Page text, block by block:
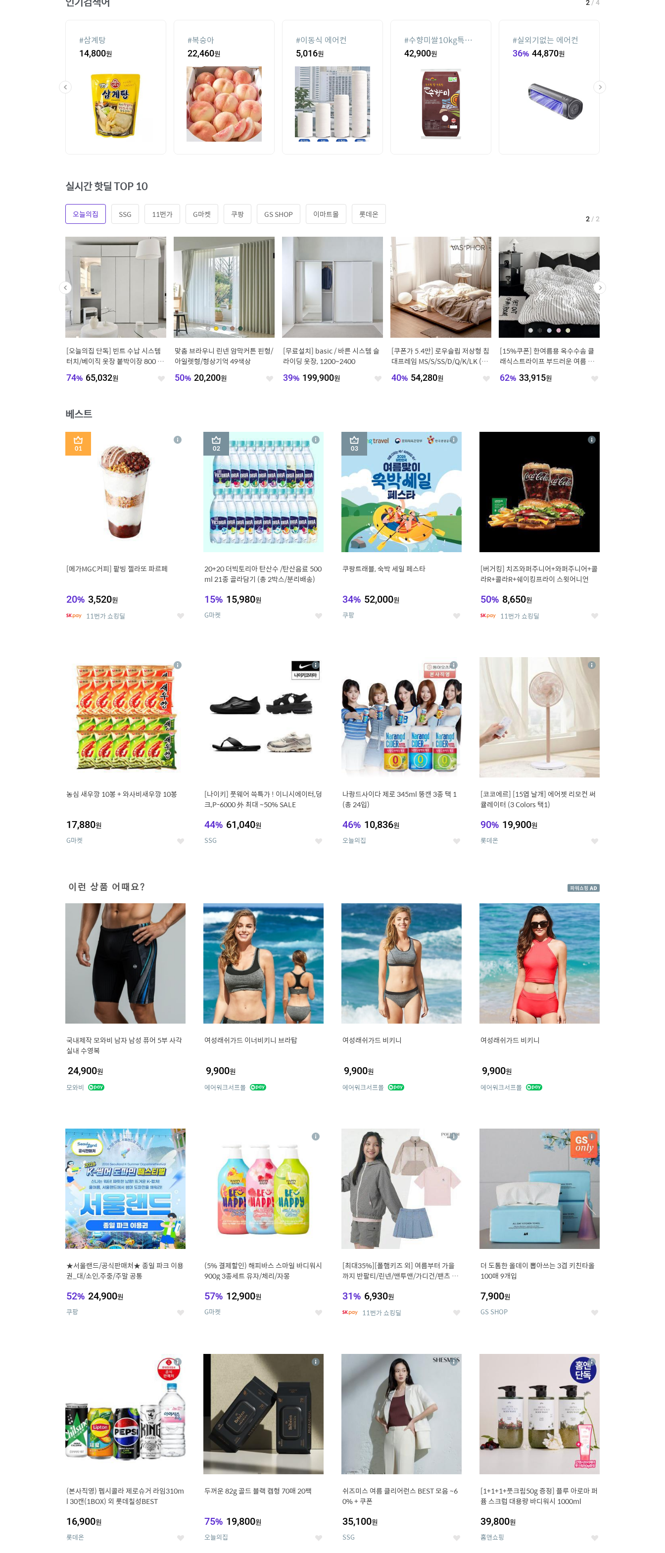
#삼계탕
14,800원
#복숭아
22,460원
#이동식 에어컨
5,016원
#수향미쌀10kg특등
급
42,900원
#실외기없는 에어컨
36% 44,870원
2 / 4
실시간 핫딜 TOP 10
오늘의집 SSG 11번가 G마켓 쿠팡 GS SHOP 이마트몰 롯데온
[오늘의집 단독] 빈트 수납 시스템
터치/베이직 옷장 붙박이장 800 시
74% 65,032원 좋
맞춤 브라우니 린넨 암막커튼 핀형/
아일렛형/형상기억 49색상
50% 20,200원 좋
[무료설치] basic / 바른 시스템 슬
라이딩 옷장, 1200~2400
39% 199,900원 좋
[쿠폰가 5.4만] 로우슬립 저상형 침
대프레임 MS/S/SS/D/Q/K/LK (높
40% 54,280원 좋
[15%쿠폰] 한여름용 옥수수솜 클
래식스트라이프 부드러운 여름 사
62% 33,915원 좋
2 / 2
베스트
1
[메가MGC커피] 팥빙 젤라또 파르페
20% 3,520원
11번가 쇼킹딜 좋
상
2
20+20 더빅토리아 탄산수 /탄산음료 500
ml 21종 골라담기 (총 2박스/분리배송)
15% 15,980원
G마켓 좋
상
3
쿠팡트래블, 숙박 세일 페스타
34% 52,000원
쿠팡 좋
상
4
[버거킹] 치즈와퍼주니어+와퍼주니어+콜
라R+콜라R+쉐이킹프라이 스윗어니언
50% 8,650원
11번가 쇼킹딜 좋
상
농심 새우깡 10봉 + 와사비새우깡 10봉
17,880원
G마켓 좋
상
[나이키] 풋웨어 쓱특가 ! 이니시에이터,덩
크,P-6000 外 최대 ~50% SALE
44% 61,040원
SSG 좋
상
세
나랑드사이다 제로 345ml 뚱캔 3종 택 1
(총 24입)
46% 10,836원
오늘의집 좋
상
세
8
[코코에르] [15엽 날개] 에어젯 리모컨 써
큘레이터 (3 Colors 택1)
90% 19,900원
롯데온 좋
상
이런 상품 어때요?
국내제작 모와비 남자 남성 퓨어 5부 사각
실내 수영복
24,900원
모와비
여성래쉬가드 이너비키니 브라탑
9,900원
에어워크서프몰
여성래쉬가드 비키니
9,900원
에어워크서프몰
여성래쉬가드 비키니
9,900원
에어워크서프몰
9
★서울랜드/공식판매처★ 종일 파크 이용
권_대/소인,주중/주말 공통
52% 24,900원
쿠팡 좋
상
세
(5% 결제할인) 해피바스 스마일 바디워시
900g 3종세트 유자/체리/자몽
57% 12,900원
G마켓 좋
상
[최대35%][폴햄키즈 외] 여름부터 가을
까지 반팔티/린넨/맨투맨/가디건/팬츠 외
31% 6,930원
11번가 쇼킹딜 좋
상
12
더 도톰한 올데이 뽑아쓰는 3겹 키친타올
100매 9개입
7,900원
GS SHOP 좋
상
세
(본사직영) 펩시콜라 제로슈거 라임310m
l 30캔(1BOX) 외 롯데칠성BEST
16,900원
롯데온 좋
상
세
14
두꺼운 82g 골드 블랙 캡형 70매 20팩
75% 19,800원
오늘의집 좋
상
15
쉬즈미스 여름 클리어런스 BEST 모음 ~6
0% + 쿠폰
35,100원
SSG 좋
상
16
[1+1+1+풋크림50g 증정] 플루 아로마 퍼
퓸 스크럽 대용량 바디워시 1000ml
39,800원
홈앤쇼핑 좋
상
세